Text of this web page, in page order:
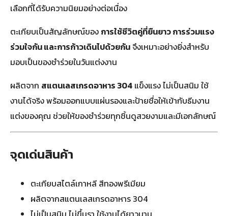
เลือกที่ได้รับความนิยมอย่างต่อเนื่อง
ตะเกียบเป็นสัญลักษณ์ของ การใช้ชีวิตคู่ที่ยืนยาว การร่วมแรง
ร่วมใจกัน และการก้าวเดินไปด้วยกันจึงเหมาะอย่างยิ่งสำหรับ
มอบเป็นของชำร่วยในวันแต่งงาน
ผลิตจาก สแตนเลสเกรดอาหาร 304 แข็งแรง ไม่เป็นสนิม ใช้
งานได้จริง พร้อมออกแบบแผ่นรองและป้ายชื่อให้เข้ากับธีมงาน
แต่งของคุณ ช่วยให้ของชำร่วยทุกชิ้นดูสวยงามและมีเอกลักษณ์
จุดเด่นสินค้า
ตะเกียบสไตล์เกาหลี สีทองพรีเมียม
ผลิตจากสแตนเลสเกรดอาหาร 304